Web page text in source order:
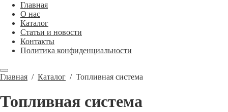
Главная
О нас
Каталог
Статьи и новости
Контакты
Политика конфиденциальности
Главная / Каталог / Топливная система
Топливная система